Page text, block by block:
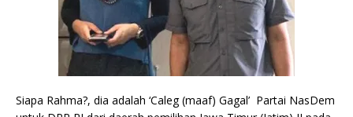
Siapa Rahma?, dia adalah ‘Caleg (maaf) Gagal’ Partai NasDem